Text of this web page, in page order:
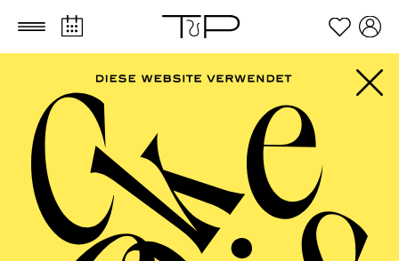
Zum Hauptinhalt springen Zum Footer springen
AALTO MUSIKTHEATER